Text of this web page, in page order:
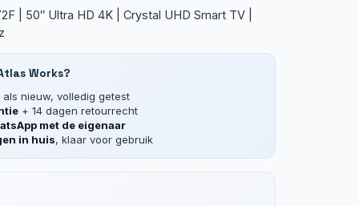
| 50″ Ultra HD 4K | Crystal UHD Smart TV |
Works?
nieuw, volledig getest
+ 14 dagen retourrecht
met de eigenaar
in huis, klaar voor gebruik